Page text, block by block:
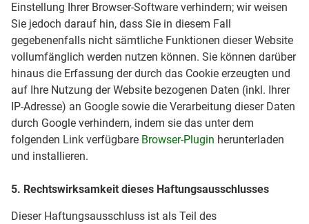
Einstellung Ihrer Browser-Software verhindern; wir weisen
Sie jedoch darauf hin, dass Sie in diesem Fall
gegebenenfalls nicht sämtliche Funktionen dieser Website
vollumfänglich werden nutzen können. Sie können darüber
hinaus die Erfassung der durch das Cookie erzeugten und
auf Ihre Nutzung der Website bezogenen Daten (inkl. Ihrer
IP-Adresse) an Google sowie die Verarbeitung dieser Daten
durch Google verhindern, indem sie das unter dem
folgenden Link verfügbare Browser-Plugin herunterladen
und installieren.
5. Rechtswirksamkeit dieses Haftungsausschlusses
Dieser Haftungsausschluss ist als Teil des